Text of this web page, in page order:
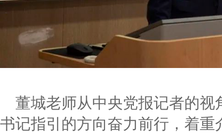
董城老师从中央党报记者的
书记指引的方向奋力前行，着